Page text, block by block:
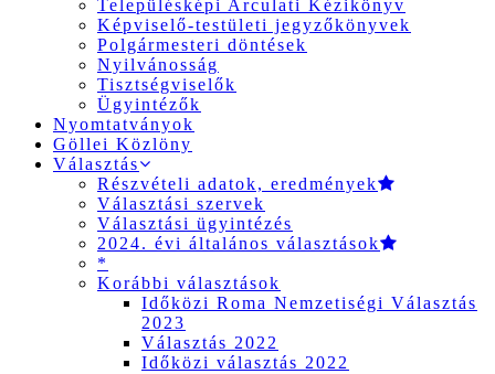
Településképi Arculati Kézikönyv
Képviselő-testületi jegyzőkönyvek
Polgármesteri döntések
Nyilvánosság
Tisztségviselők
Ügyintézők
Nyomtatványok
Göllei Közlöny
Választás
Részvételi adatok, eredmények
Választási szervek
Választási ügyintézés
2024. évi általános választások
*
Korábbi választások
Időközi Roma Nemzetiségi Választás
2023
Választás 2022
Időközi választás 2022